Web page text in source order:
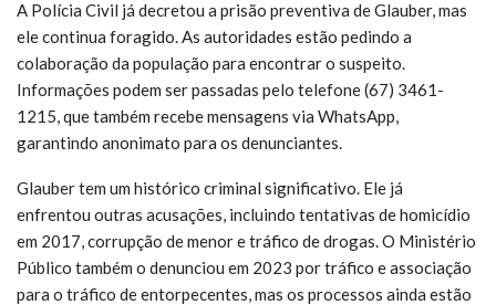
A Polícia Civil já decretou a prisão preventiva de Glauber, mas
ele continua foragido. As autoridades estão pedindo a
colaboração da população para encontrar o suspeito.
Informações podem ser passadas pelo telefone (67) 3461-
1215, que também recebe mensagens via WhatsApp,
garantindo anonimato para os denunciantes.
Glauber tem um histórico criminal significativo. Ele já
enfrentou outras acusações, incluindo tentativas de homicídio
em 2017, corrupção de menor e tráfico de drogas. O Ministério
Público também o denunciou em 2023 por tráfico e associação
para o tráfico de entorpecentes, mas os processos ainda estão